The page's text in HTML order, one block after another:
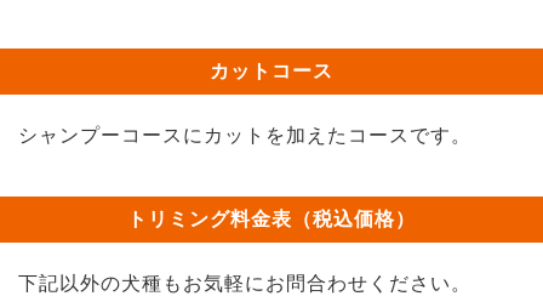
カットコース
シャンプーコースにカットを加えたコースです。
トリミング料金表（税込価格）
下記以外の犬種もお気軽にお問合わせください。